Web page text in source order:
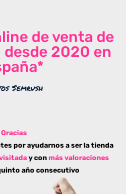
de venta de
desde 2020 en
Semrush
Gracias
por ayudarnos a ser la tienda
y conmás valoraciones
año consecutivo